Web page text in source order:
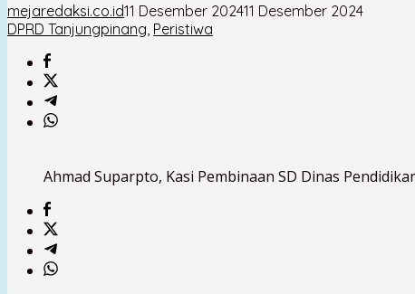
mejaredaksi.co.id11 Desember 202411 Desember 2024
DPRD Tanjungpinang Peristiwa
Ahmad Suparpto, Kasi Pembinaan SD Dinas